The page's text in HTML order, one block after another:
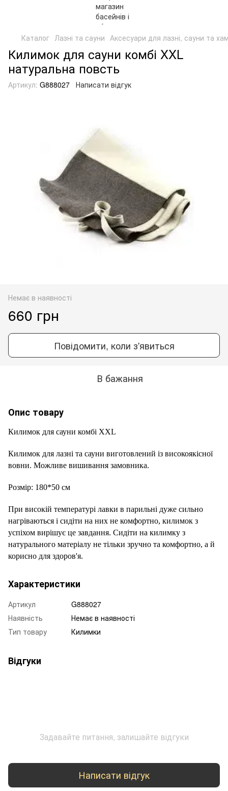
Каталог Лазні та сауни Аксесуари для лазні, сауни та
Килимок для сауни комбі XXL
натуральна повсть
Артикул: G888027 Написати відгук
Немає в наявності
660 грн
Повідомити, коли з'явиться
В бажання
Опис товару
Килимок для сауни комбі XXL
Килимок для лазні та сауни виготовлений із високоякісної
вовни. Можливе вишивання замовника.
Розмір: 180*50 см
При високій температурі лавки в парильні дуже сильно
нагріваються і сидіти на них не комфортно, килимок з
успіхом вирішує це завдання. Сидіти на килимку з
натурального матеріалу не тільки зручно та комфортно, а й
корисно для здоров'я.
Характеристики
Артикул
G888027
Наявність
Немає в наявності
Тип товару
Килимки
Відгуки
Задавайте питання, залишайте відгуки
Написати відгук